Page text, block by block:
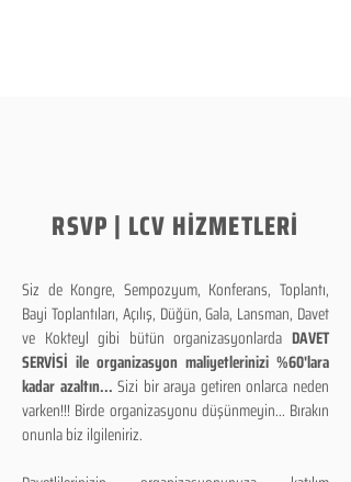
RSVP | LCV HİZMETLERİ
Siz de Kongre, Sempozyum, Konferans, Toplantı,
Bayi Toplantıları, Açılış, Düğün, Gala, Lansman, Davet
ve Kokteyl gibi bütün organizasyonlarda DAVET
SERVİSİ ile organizasyon maliyetlerinizi %60'lara
kadar azaltın...Sizi bir araya getiren onlarca neden
varken!!! Birde organizasyonu düşünmeyin... Bırakın
onunla biz ilgileniriz.